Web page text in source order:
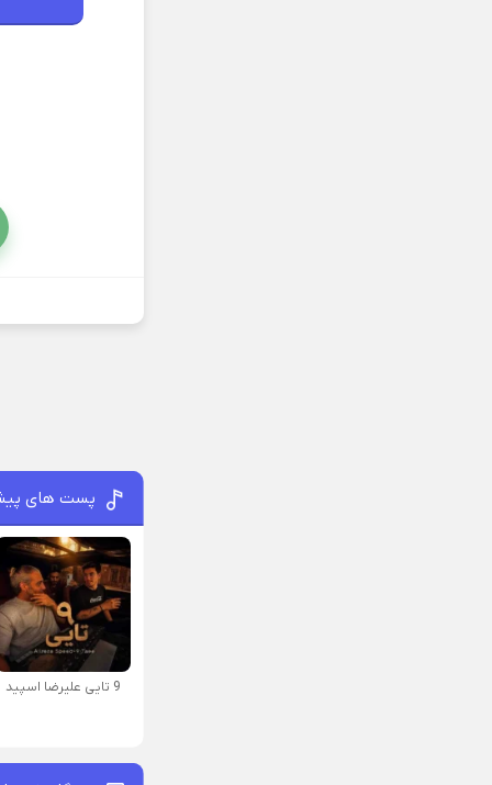
پست های
9 تایی علیرضا اسپید